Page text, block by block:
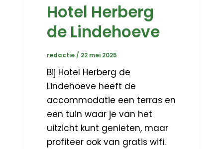
Hotel Herberg
de Lindehoeve
redactie / 22 mei 2025
Bij Hotel Herberg de
Lindehoeve heeft de
accommodatie een terras en
een tuin waar je van het
uitzicht kunt genieten, maar
profiteer ook van gratis wifi.